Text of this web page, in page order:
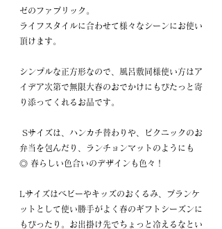
ゼのファブリック。
ライフスタイルに合わせて様々なシーンにお使い
頂けます。
シンプルな正方形なので、風呂敷同様使い方はア
イデア次第で無限大春のおでかけにも ぴたっと寄
り添ってくれるお品です。
弁当を包んだり、ランチョンマットのようにも
◎ 春らしい色合いのデザインも色々！
Lサイズはベビーやキッズのおくるみ、ブランケ
ットとして使い勝手がよく春のギフトシーズンに
もぴったり。お出掛け先でちょっと冷えるなとい